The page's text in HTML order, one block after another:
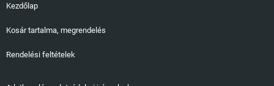
Kezdőlap
Kosár tartalma, megrendelés
Rendelési feltételek